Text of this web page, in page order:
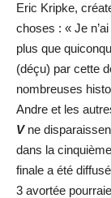
Eric Kripke,
choses : « Je
plus que
(déçu) par cette
nombreuses
Andre et les
Vne
dans la
finale a été
3 avortée